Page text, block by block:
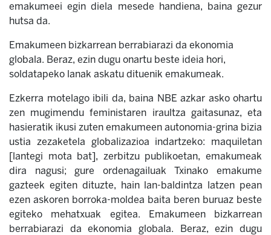
emakumeei egin diela mesede handiena, baina gezur
hutsa da.
Emakumeen bizkarrean berrabiarazi da ekonomia
globala. Beraz, ezin dugu onartu beste ideia hori,
soldatapeko lanak askatu dituenik emakumeak.
Ezkerra motelago ibili da, baina NBE azkar asko ohartu
zen mugimendu feministaren iraultza gaitasunaz, eta
hasieratik ikusi zuten emakumeen autonomia-grina bizia
ustia zezaketela globalizazioa indartzeko: maquiletan
[lantegi mota bat], zerbitzu publikoetan, emakumeak
dira nagusi; gure ordenagailuak Txinako emakume
gazteek egiten dituzte, hain lan-baldintza latzen pean
ezen askoren borroka-moldea baita beren buruaz beste
egiteko mehatxuak egitea. Emakumeen bizkarrean
berrabiarazi da ekonomia globala. Beraz, ezin dugu